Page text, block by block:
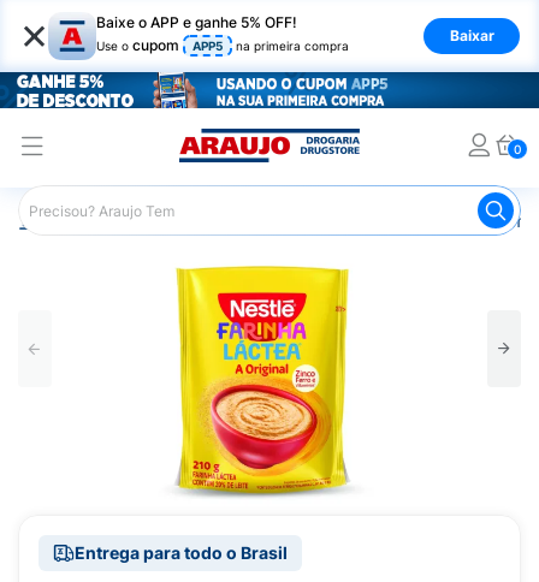
× Baixe o APP e ganhe 5% OFF!
Use o cupom APP5 na primeira compra
Baixar
0
Araujo Infantil Suplemento
Entrega para todo o Brasil